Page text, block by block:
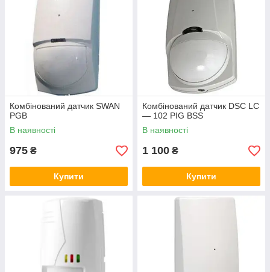
Комбінований датчик SWAN
PGB
В наявності
975 ₴
Купити
Комбінований датчик DSC LC
— 102 PIG BSS
В наявності
1 100 ₴
Купити